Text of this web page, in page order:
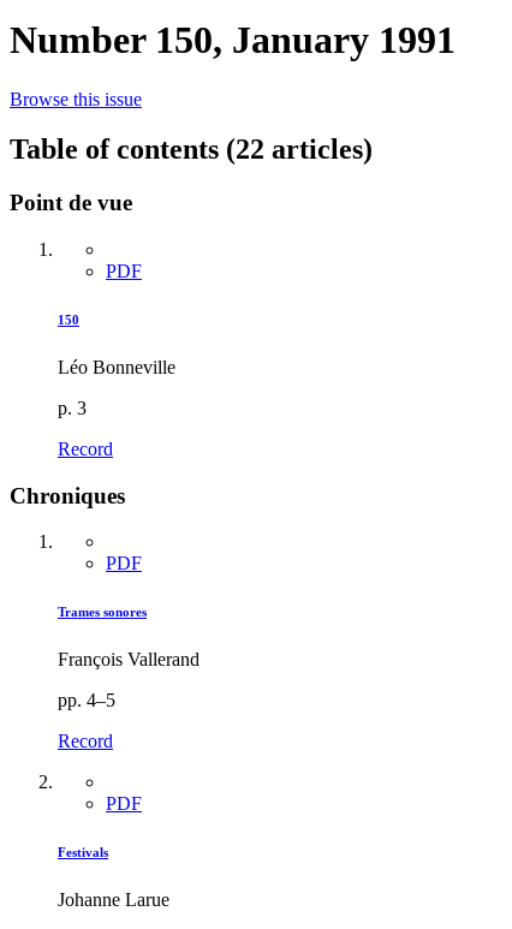
Number 150, January 1991
Browse this issue
Table of contents (22 articles)
Point de vue
PDF
150
Léo Bonneville
p. 3
Record
Chroniques
PDF
Trames sonores
François Vallerand
pp. 4–5
Record
PDF
Festivals
Johanne Larue